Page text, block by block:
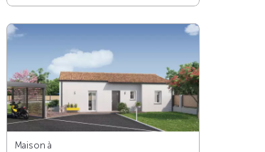
Maison à